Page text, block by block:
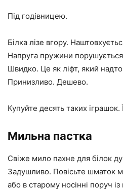
Під годівницею.
Білка лізе вгору.
Напруга пружини
Швидко. Це як ліфт, який
Принизливо. Дешево.
Купуйте десять таких іграшок.
Мильна пастка
Свіже мило пахне для білок
Задушливо. Повісьте шматок
або в старому носінні поруч